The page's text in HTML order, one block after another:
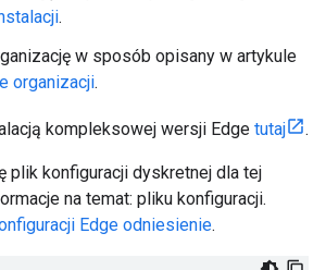
.
w sposób opisany w artykule
organizacji.
kompleksowej wersji Edge tutaj .
plik konfiguracji dyskretnej dla tej
na temat: pliku konfiguracji.
Edge odniesienie.